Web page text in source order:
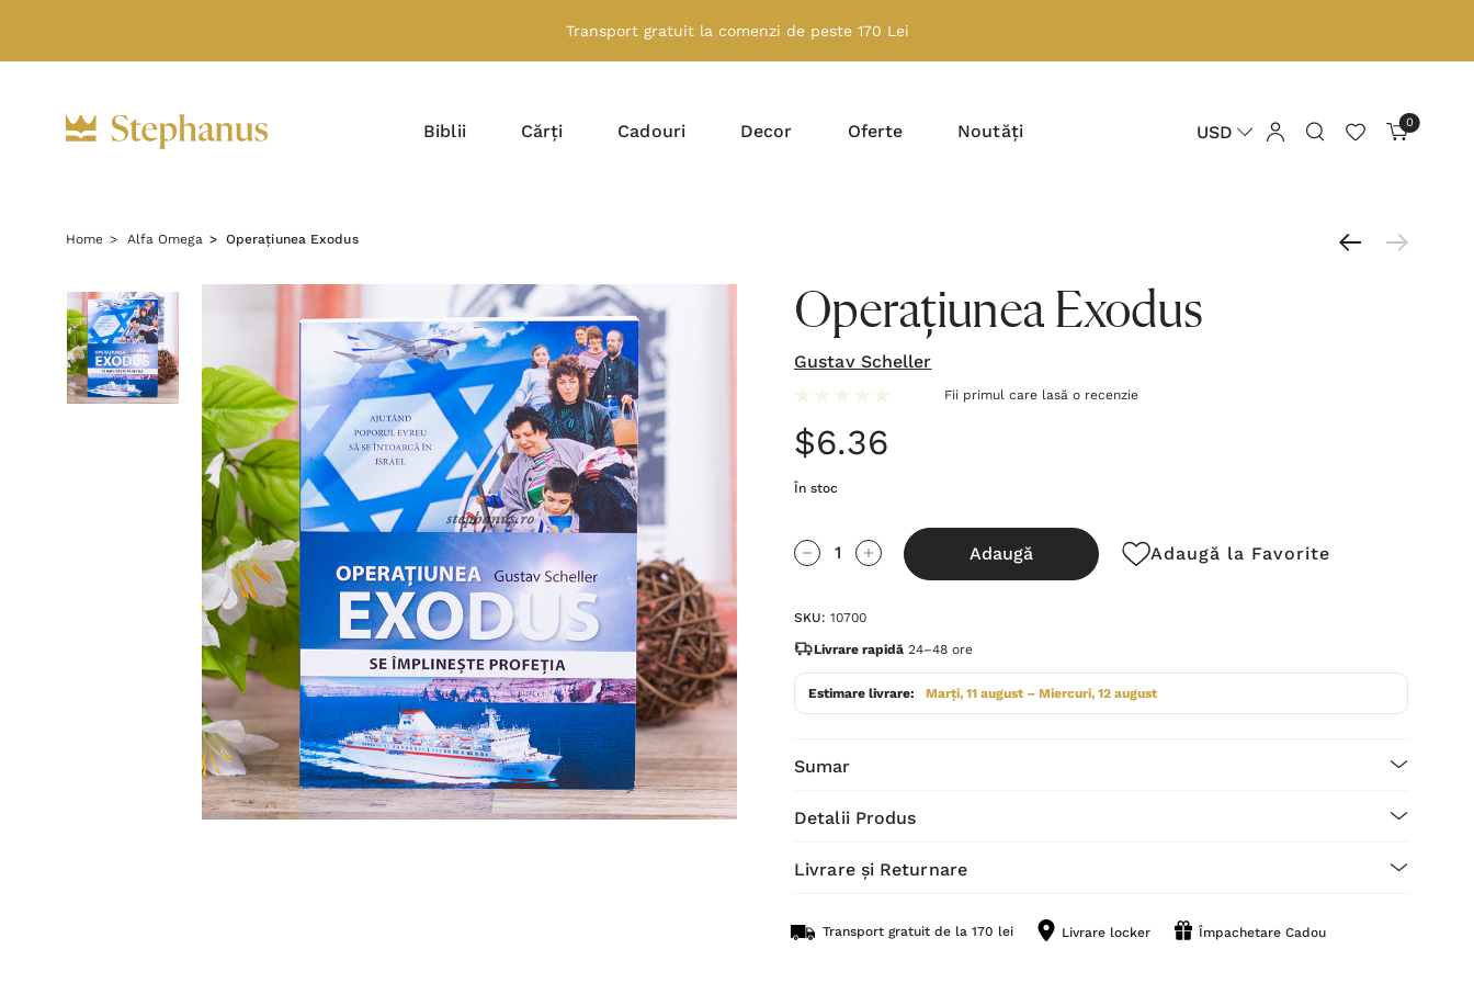
Transport gratuit la comenzi de peste 170 Lei
Biblii Cărți Cadouri Decor Oferte Noutăți USD 0
Home Alfa Omega Operațiunea Exodus
Operațiunea Exodus
Gustav Scheller
Fii primul care lasă o recenzie
$6.36
În stoc
Grăbește-
te!
curent
este:
Cantitate scăzută:Cantitate Crescută:
Adaugă Adaugă la Favorite
SKU: 10700
Livrare rapidă 24–48 ore
Estimare livrare: Marți, 11 august – Miercuri, 12 august
Sumar
Detalii Produs
Livrare și Returnare
Transport gratuit de la 170 lei Livrare locker Împachetare Cadou